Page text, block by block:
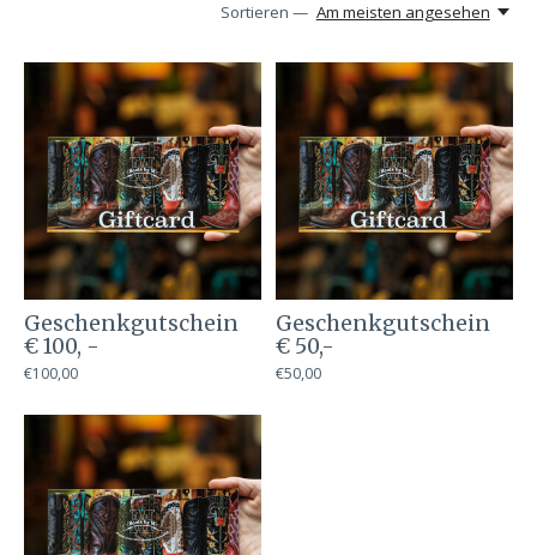
Sortieren — Am meisten angesehen
Geschenkgutschein
€ 100, -
€100,00
Geschenkgutschein
€ 50,-
€50,00